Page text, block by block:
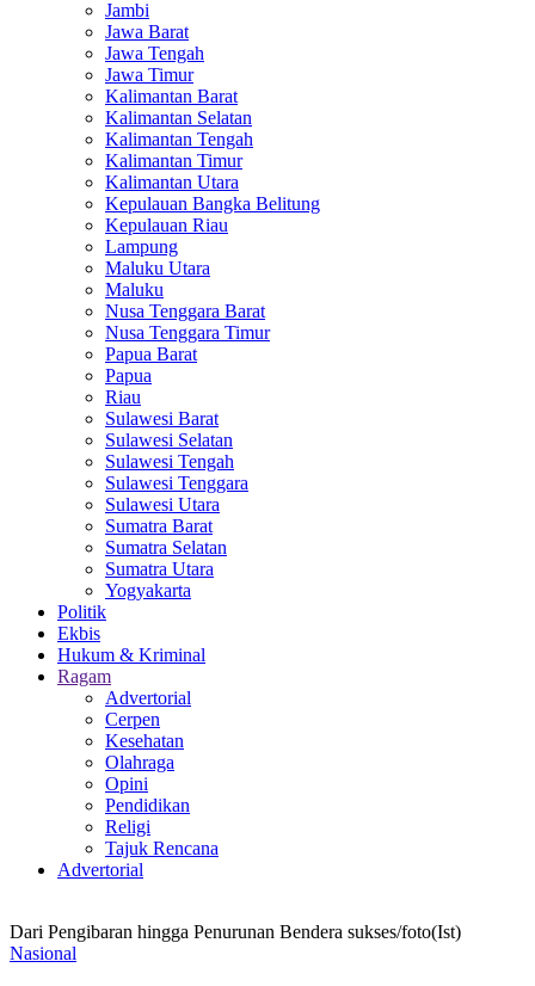
Jambi
Jawa Barat
Jawa Tengah
Jawa Timur
Kalimantan Barat
Kalimantan Selatan
Kalimantan Tengah
Kalimantan Timur
Kalimantan Utara
Kepulauan Bangka Belitung
Kepulauan Riau
Lampung
Maluku Utara
Maluku
Nusa Tenggara Barat
Nusa Tenggara Timur
Papua Barat
Papua
Riau
Sulawesi Barat
Sulawesi Selatan
Sulawesi Tengah
Sulawesi Tenggara
Sulawesi Utara
Sumatra Barat
Sumatra Selatan
Sumatra Utara
Yogyakarta
Politik
Ekbis
Hukum & Kriminal
Ragam
Advertorial
Cerpen
Kesehatan
Olahraga
Opini
Pendidikan
Religi
Tajuk Rencana
Advertorial
Dari Pengibaran hingga Penurunan Bendera sukses/foto(Ist)
Nasional